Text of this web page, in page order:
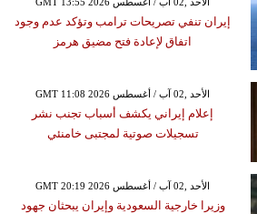
إيران تنفي تصريحات ترامب وتؤكد عدم وجود
اتفاق لإعادة فتح مضيق هرمز
GMT 11:08 2026 الأحد ,02 آب / أغسطس
إعلام إيراني يكشف أسباب تجنب نشر
تسجيلات صوتية لمجتبى خامنئي
GMT 20:19 2026 الأحد ,02 آب / أغسطس
وزيرا خارجية السعودية وإيران يبحثان جهود